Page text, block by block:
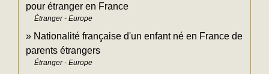
pour étranger en France
Étranger - Europe
Nationalité française d'un enfant né en France de
parents étrangers
Étranger - Europe